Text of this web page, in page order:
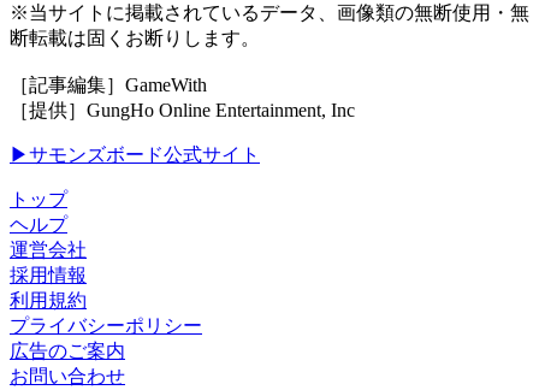
※当サイトに掲載されているデータ、画像類の無断使用・無
断転載は固くお断りします。
［記事編集］GameWith
［提供］GungHo Online Entertainment, Inc
▶サモンズボード公式サイト
トップ
ヘルプ
運営会社
採用情報
利用規約
プライバシーポリシー
広告のご案内
お問い合わせ